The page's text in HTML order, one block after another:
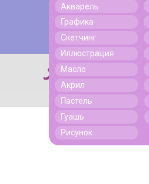
Акварель
Графика
Скетчинг
Иллюстрация
Масло
Акрил
Пастель
Гуашь
Рисунок